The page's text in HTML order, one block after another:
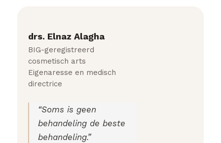
drs. Elnaz Alagha
BIG-geregistreerd
cosmetisch arts
Eigenaresse en medisch
directrice
“Soms is geen
behandeling de beste
behandeling.”